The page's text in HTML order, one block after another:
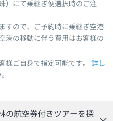
）にて乗継ぎ便選択時のご注
すので、ご予約時に乗継ぎ空港
港の移動に伴う費用はお客様の
様ご自身で指定可能です。
詳し
の航空券付きツアーを探